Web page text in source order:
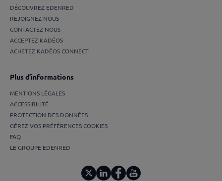
DÉCOUVREZ EDENRED
REJOIGNEZ-NOUS
CONTACTEZ-NOUS
ACCEPTEZ KADÉOS
ACHETEZ KADÉOS CONNECT
Plus d’informations
MENTIONS LÉGALES
ACCESSIBILITÉ
PROTECTION DES DONNÉES
GÉREZ VOS PRÉFÉRENCES COOKIES
FAQ
LE GROUPE EDENRED